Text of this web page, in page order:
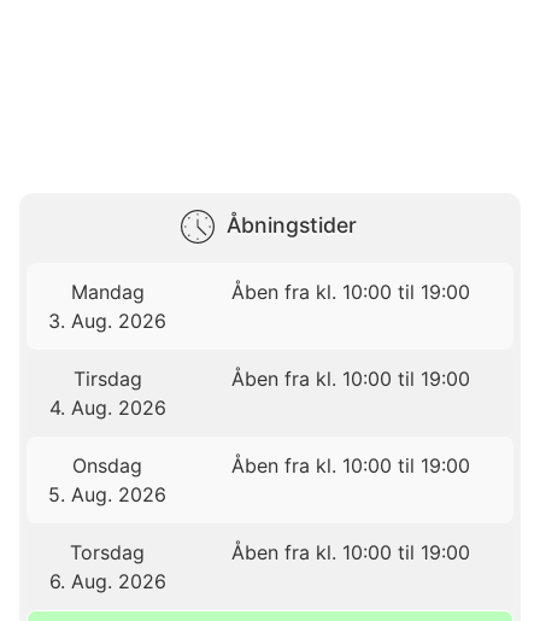
Åbningstider
Mandag
3. Aug. 2026
Åben fra kl. 10:00 til 19:00
Tirsdag
4. Aug. 2026
Åben fra kl. 10:00 til 19:00
Onsdag
5. Aug. 2026
Åben fra kl. 10:00 til 19:00
Torsdag
6. Aug. 2026
Åben fra kl. 10:00 til 19:00